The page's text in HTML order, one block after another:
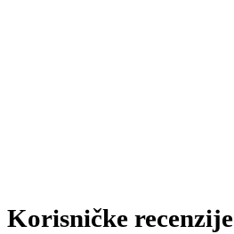
Korisničke recenzije